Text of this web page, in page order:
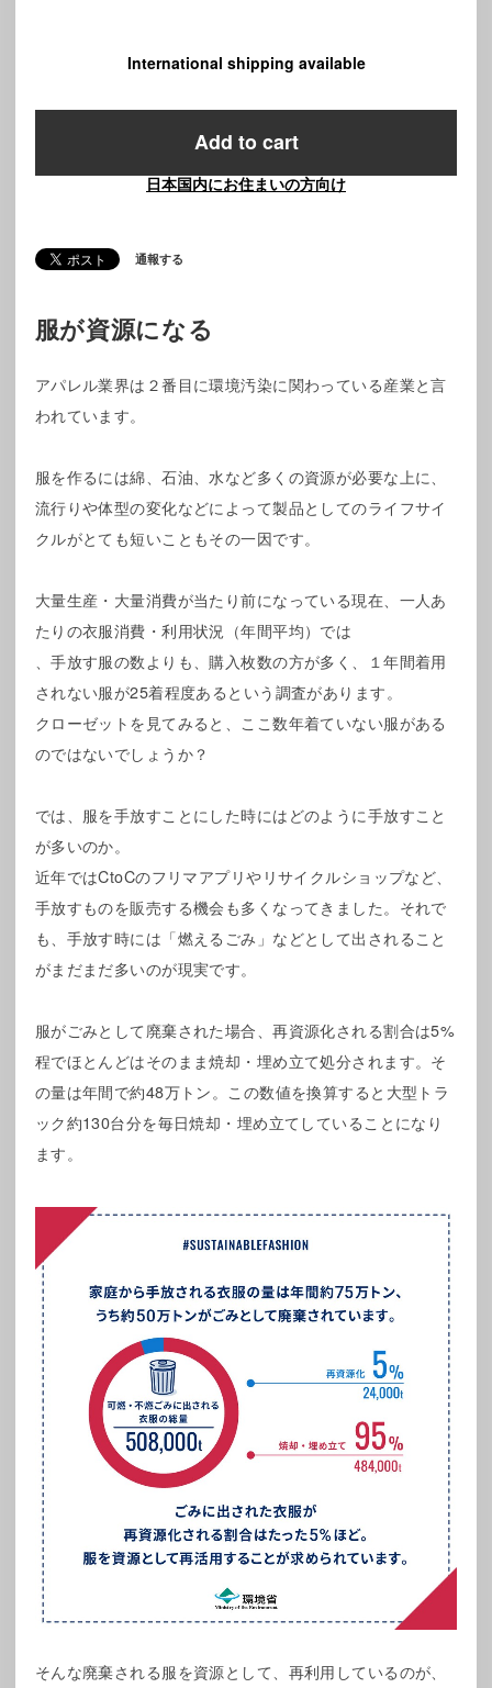
International shipping available
Add to cart
日本国内にお住まいの方向け
通報する
服が資源になる
アパレル業界は２番目に環境汚染に関わっている産業と言
われています。
服を作るには綿、石油、水など多くの資源が必要な上に、
流行りや体型の変化などによって製品としてのライフサイ
クルがとても短いこともその一因です。
大量生産・大量消費が当たり前になっている現在、一人あ
たりの衣服消費・利用状況（年間平均）では
、手放す服の数よりも、購入枚数の方が多く、１年間着用
されない服が25着程度あるという調査があります。
クローゼットを見てみると、ここ数年着ていない服がある
のではないでしょうか？
では、服を手放すことにした時にはどのように手放すこと
が多いのか。
近年ではCtoCのフリマアプリやリサイクルショップなど、
手放すものを販売する機会も多くなってきました。それで
も、手放す時には「燃えるごみ」などとして出されること
がまだまだ多いのが現実です。
服がごみとして廃棄された場合、再資源化される割合は5%
程でほとんどはそのまま焼却・埋め立て処分されます。そ
の量は年間で約48万トン。この数値を換算すると大型トラ
ック約130台分を毎日焼却・埋め立てしていることになり
ます。
そんな廃棄される服を資源として、再利用しているのが、